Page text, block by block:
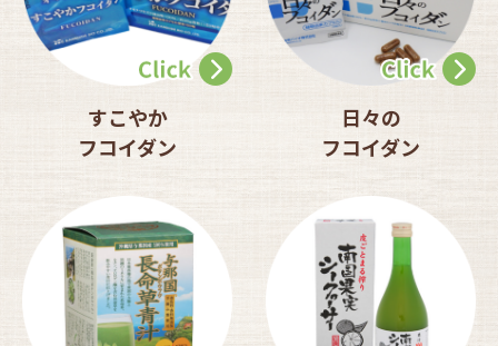
すこやか
フコイダン
日々の
フコイダン